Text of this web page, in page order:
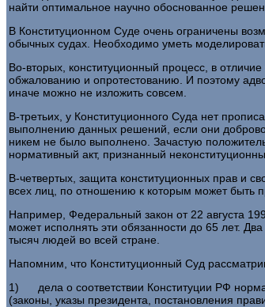
найти оптимальное научно обоснованное
В Конституционном Суде очень ограничены
обычных судах. Необходимо уметь
Во-вторых, конституционный процесс, в
обжалованию и опротестованию. И поэтому
иначе можно не изложить совсем.
В-третьих, у Конституционного Суда нет
выполнению данных решений, если они
никем не было выполнено. Зачастую
нормативный акт, признанный
В-четвертых, защита конституционных прав и
всех лиц, по отношению к которым может быть
Например, Федеральный закон от 22 августа
может исполнять эти обязанности до 65 лет.
тысяч людей во всей стране.
Напомним, что Конституционный Суд
1) дела о соответствии Конституции РФ
(законы, указы президента, постановления